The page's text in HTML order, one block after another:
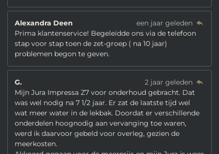
Alexandra Deen
een jaar geleden
Prima klantenservice! Begeleidde ons via de telefoon
stap voor stap toen de zet-groep ( na 10 jaar)
problemen begon te geven.
G.
2 jaar geleden
Mijn Jura Impressa Z7 voor onderhoud gebracht. Dat
was wel nodig na 7 1/2 jaar. Er zat de laatste tijd wel
wat meer water in de lekbak. Doordat er verschillende
onderdelen hoognodig aan vervanging toe waren,
werd ik daarvoor gebeld voor overleg, gezien de
meerkosten.